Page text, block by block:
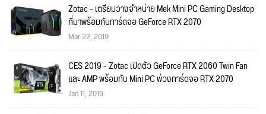
Zotac - เตรียมวางจำหน่าย Mek Mini PC Gaming Desktop
ที่มาพร้อมกับการ์ดจอ GeForce RTX 2070
Mar 22, 2019
CES 2019 - Zotac เปิดตัว GeForce RTX 2060 Twin Fan
และ AMP พร้อมกับ Mini PC พ่วงการ์ดจอ RTX 2070
Jan 11, 2019